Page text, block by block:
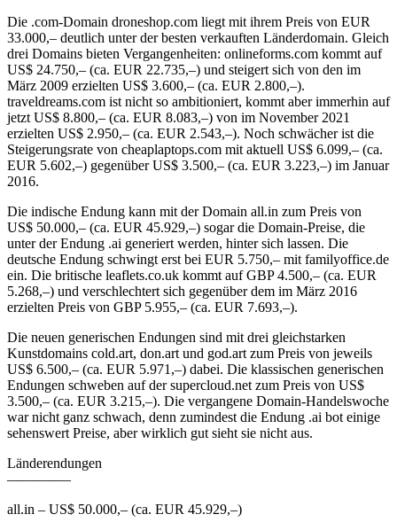
Die .com-Domain droneshop.com liegt mit ihrem Preis von EUR
33.000,– deutlich unter der besten verkauften Länderdomain. Gleich
drei Domains bieten Vergangenheiten: onlineforms.com kommt auf
US$ 24.750,– (ca. EUR 22.735,–) und steigert sich von den im
März 2009 erzielten US$ 3.600,– (ca. EUR 2.800,–).
traveldreams.com ist nicht so ambitioniert, kommt aber immerhin auf
jetzt US$ 8.800,– (ca. EUR 8.083,–) von im November 2021
erzielten US$ 2.950,– (ca. EUR 2.543,–). Noch schwächer ist die
Steigerungsrate von cheaplaptops.com mit aktuell US$ 6.099,– (ca.
EUR 5.602,–) gegenüber US$ 3.500,– (ca. EUR 3.223,–) im Januar
2016.
Die indische Endung kann mit der Domain all.in zum Preis von
US$ 50.000,– (ca. EUR 45.929,–) sogar die Domain-Preise, die
unter der Endung .ai generiert werden, hinter sich lassen. Die
deutsche Endung schwingt erst bei EUR 5.750,– mit familyoffice.de
ein. Die britische leaflets.co.uk kommt auf GBP 4.500,– (ca. EUR
5.268,–) und verschlechtert sich gegenüber dem im März 2016
erzielten Preis von GBP 5.955,– (ca. EUR 7.693,–).
Die neuen generischen Endungen sind mit drei gleichstarken
Kunstdomains cold.art, don.art und god.art zum Preis von jeweils
US$ 6.500,– (ca. EUR 5.971,–) dabei. Die klassischen generischen
Endungen schweben auf der supercloud.net zum Preis von US$
3.500,– (ca. EUR 3.215,–). Die vergangene Domain-Handelswoche
war nicht ganz schwach, denn zumindest die Endung .ai bot einige
sehenswert Preise, aber wirklich gut sieht sie nicht aus.
Länderendungen
————–
all.in – US$ 50.000,– (ca. EUR 45.929,–)